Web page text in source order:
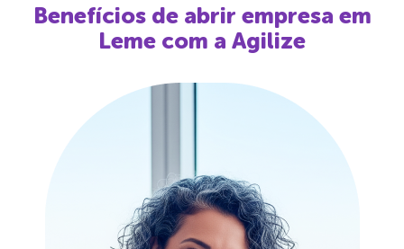
Benefícios de abrir empresa em
Leme com a Agilize